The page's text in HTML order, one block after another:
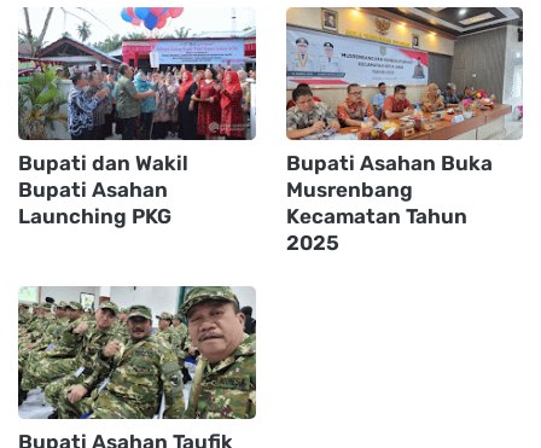
Bupati dan Wakil
Bupati Asahan
Launching PKG
Bupati Asahan Buka
Musrenbang
Kecamatan Tahun
2025
Bupati Asahan Taufik